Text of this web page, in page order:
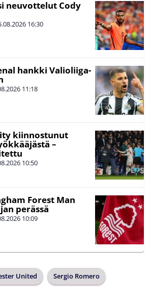
neuvottelut Cody
16:30
hankki Valioliiga-
11:18
kiinnostunut
–
10:50
Forest Man
perässä
10:09
United Sergio Romero